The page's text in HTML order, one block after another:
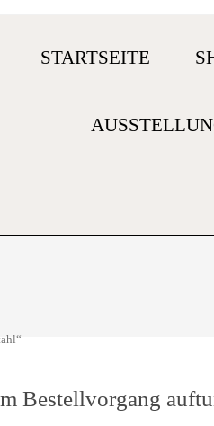
STARTSEITE
Bestellvorgang